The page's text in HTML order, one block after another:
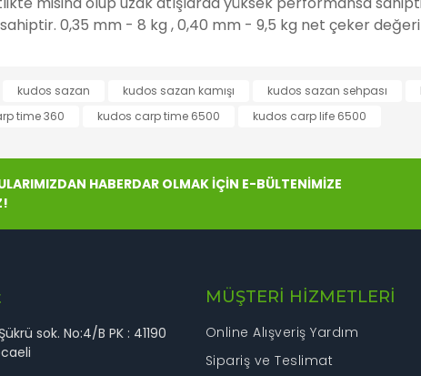
0,35 mm - 8 kg , 0,40 mm - 9,5 kg net çeker
Bu ürüne ilk yorumu siz
Yorum Yaz
için teşekkür ederiz.
eksik bilgiler bulunuyor.
hatalar bulunuyor.
kudos sazan kudos sazan kamışı kudos sazan sehpası
time 360
kudos carp time 6500 kudos carp life 6500
HABERDAR OLMAK İÇİN E-BÜLTENİMİZE
sok. No:4/B PK : 41190
MÜŞTERİ HİZMETLERİ
Online Alışveriş Yardım
Sipariş ve Teslimat